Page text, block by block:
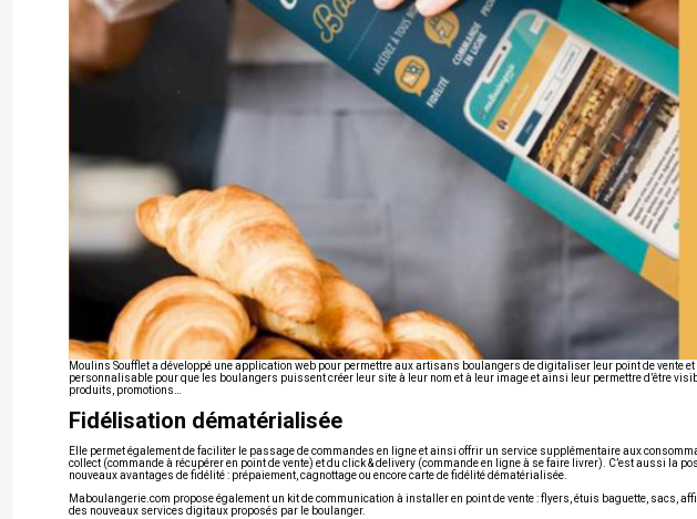
Moulins Soufflet a développé une application web pour permettre aux artisans boulangers de digitaliser leur point de vente
personnalisable pour que les boulangers puissent créer leur site à leur nom et à leur image et ainsi leur permettre d’être
produits, promotions…
Fidélisation dématérialisée
Elle permet également de faciliter le passage de commandes en ligne et ainsi offrir un service supplémentaire aux
collect (commande à récupérer en point de vente) et du click & delivery (commande en ligne à se faire livrer). C’est aussi la
nouveaux avantages de fidélité : prépaiement, cagnottage ou encore carte de fidélité dématérialisée.
Maboulangerie.com propose également un kit de communication à installer en point de vente : flyers, étuis baguette, sacs,
des nouveaux services digitaux proposés par le boulanger.